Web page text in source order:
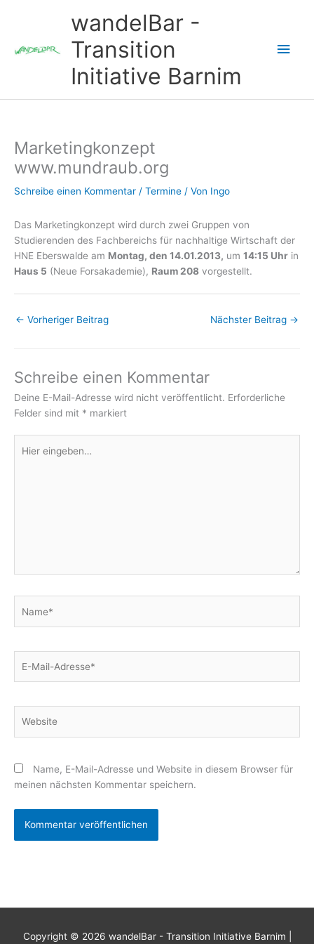
wandelBar -
Transition
Initiative Barnim
Marketingkonzept
www.mundraub.org
Schreibe einen Kommentar / Termine / Von Ingo
Das Marketingkonzept wird durch zwei Gruppen von
Studierenden des Fachbereichs für nachhaltige Wirtschaft der
HNE Eberswalde am Montag, den 14.01.2013, um 14:15 Uhr in
Haus 5 (Neue Forsakademie), Raum 208 vorgestellt.
← Vorheriger Beitrag Nächster Beitrag →
Schreibe einen Kommentar
Deine E-Mail-Adresse wird nicht veröffentlicht. Erforderliche
Felder sind mit * markiert
eingeben…
Mail-
Name, E-Mail-Adresse und Website in diesem Browser für
meinen nächsten Kommentar speichern.
Copyright © 2026 wandelBar - Transition Initiative Barnim